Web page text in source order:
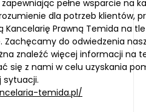
pełne wsparcie na
dla potrzeb klientów,
Kancelarię Prawną Temida na
Zachęcamy do odwiedzenia
znaleźć więcej informacji na
się z nami w celu uzyskania
sytuacji.
temida.pl/